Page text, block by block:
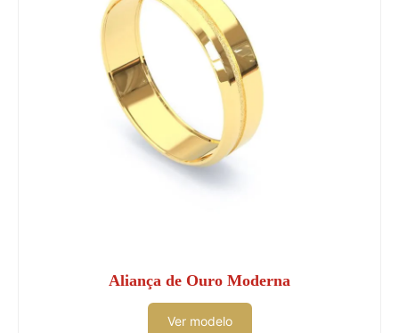
Aliança de Ouro Moderna
Ver modelo